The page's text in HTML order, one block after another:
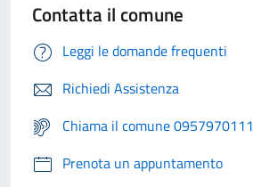
Contatta il comune
Leggi le domande frequenti
Richiedi Assistenza
Chiama il comune 0957970111
Prenota un appuntamento